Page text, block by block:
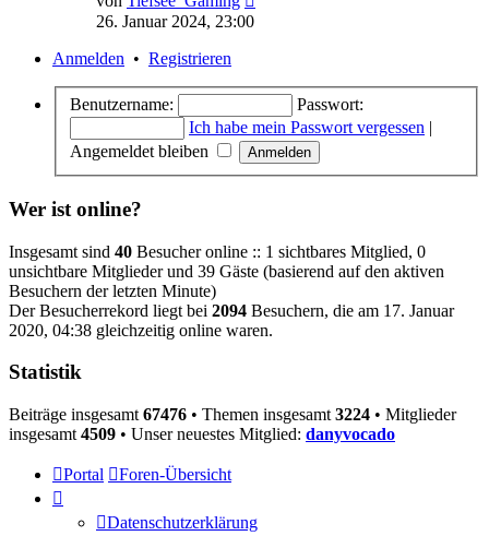
26. Januar 2024, 23:00
Anmelden • Registrieren
Benutzername:
Passwort:
Ich habe mein Passwort vergessen |
Angemeldet bleiben
Wer ist online?
Insgesamt sind 40 Besucher online :: 1 sichtbares Mitglied, 0
unsichtbare Mitglieder und 39 Gäste (basierend auf den aktiven
Besuchern der letzten Minute)
Der Besucherrekord liegt bei 2094 Besuchern, die am 17. Januar
2020, 04:38 gleichzeitig online waren.
Statistik
Beiträge insgesamt 67476 • Themen insgesamt 3224 • Mitglieder
insgesamt 4509 • Unser neuestes Mitglied: danyvocado
Portal Foren-Übersicht
Datenschutzerklärung